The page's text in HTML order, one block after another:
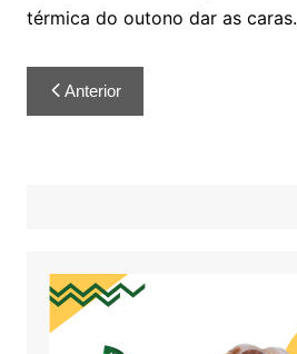
térmica do outono dar as caras.
Anterior